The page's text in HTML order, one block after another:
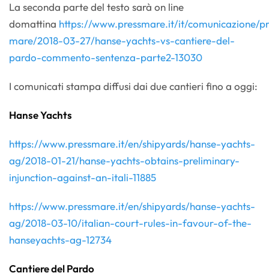
La seconda parte del testo sarà on line
domattina https://www.pressmare.it/it/comunicazione/
mare/2018-03-27/hanse-yachts-vs-cantiere-del-
pardo-commento-sentenza-parte2-13030
I comunicati stampa diffusi dai due cantieri fino a oggi:
Hanse Yachts
https://www.pressmare.it/en/shipyards/hanse-yachts-
ag/2018-01-21/hanse-yachts-obtains-preliminary-
injunction-against-an-itali-11885
https://www.pressmare.it/en/shipyards/hanse-yachts-
ag/2018-03-10/italian-court-rules-in-favour-of-the-
hanseyachts-ag-12734
Cantiere del Pardo